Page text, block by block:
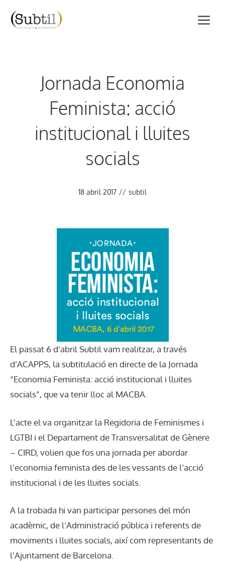
Jornada Economia
Feminista: acció
institucional i lluites
socials
18 abril 2017 // subtil
El passat 6 d’abril Subtil vam realitzar, a través
d’ACAPPS, la subtitulació en directe de la Jornada
“Economia Feminista: acció institucional i lluites
socials”, que va tenir lloc al MACBA.
L’acte el va organitzar la Regidoria de Feminismes i
LGTBI i el Departament de Transversalitat de Gènere
– CIRD, volien que fos una jornada per abordar
l’economia feminista des de les vessants de l’acció
institucional i de les lluites socials.
A la trobada hi van participar persones del món
acadèmic, de l’Administració pública i referents de
moviments i lluites socials, així com representants de
l’Ajuntament de Barcelona.